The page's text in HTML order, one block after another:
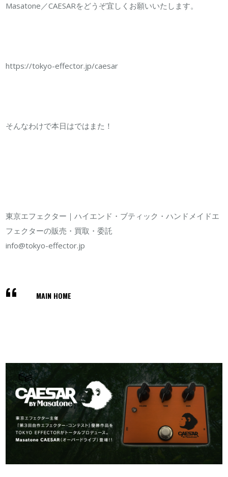
Masatone／CAESARをどうぞ宜しくお願いいたします。
https://tokyo-effector.jp/caesar
そんなわけで本日はではまた！
東京エフェクター｜ハイエンド・ブティック・ハンドメイドエ
フェクターの販売・買取・委託
info@tokyo-effector.jp
MAIN HOME